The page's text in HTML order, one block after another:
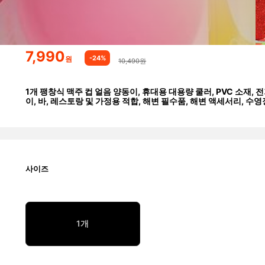
7,990원 -24% 10,490원
1개 팽창식 맥주 컵 얼음 양동이, 휴대용 대용량 쿨러, PVC 소재,
이, 바, 레스토랑 및 가정용 적합, 해변 필수품, 해변 액세서리, 수
사이즈
1개